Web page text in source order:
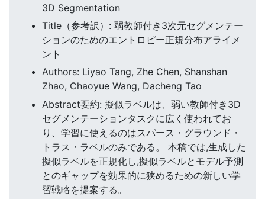
3D Segmentation
Title（参考訳）: 弱教師付き3次元セグメンテー
ションのためのエントロピー正規分布アライメ
ント
Authors: Liyao Tang, Zhe Chen, Shanshan
Zhao, Chaoyue Wang, Dacheng Tao
Abstract要約: 擬似ラベルは、弱い教師付き3D
セグメンテーションタスクに広く使われてお
り、学習に使えるのはスパース・グラウンド・
トラス・ラベルのみである。 本稿では,生成した
擬似ラベルを正規化し,擬似ラベルとモデル予測
とのギャップを効果的に狭めるための新しい学
習戦略を提案する。